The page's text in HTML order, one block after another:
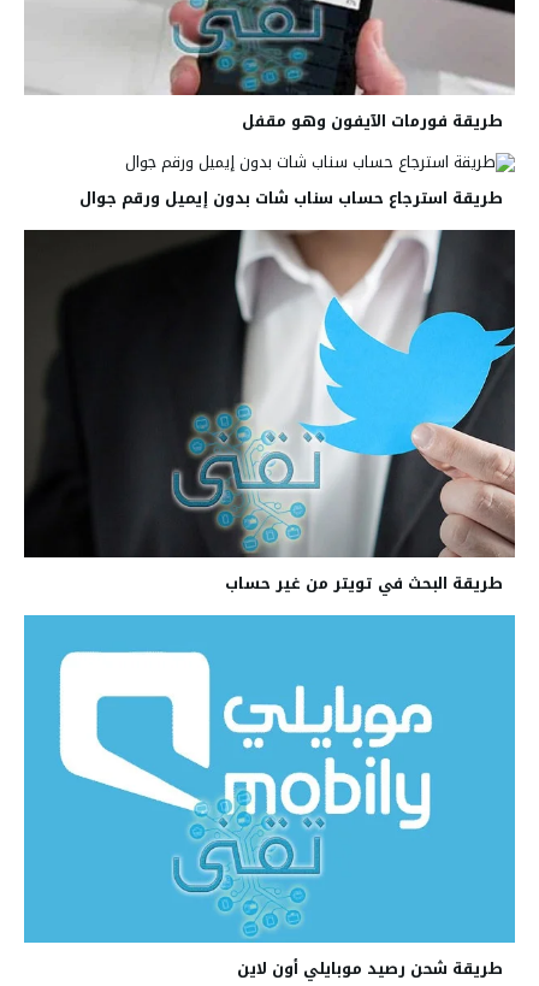
طريقة فورمات الآيفون وهو مقفل
طريقة استرجاع حساب سناب شات بدون إيميل ورقم جوال
طريقة البحث في تويتر من غير حساب
طريقة شحن رصيد موبايلي أون لاين